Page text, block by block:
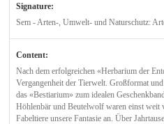
Signature:
Sem - Arten-, Umwelt- und Naturschutz:
Content:
Nach dem erfolgreichen «Herbarium der
Vergangenheit der Tierwelt. Großformat
das «Bestiarium» zum idealen
Höhlenbär und Beutelwolf waren einst weit
Fabeltiere unsere Fantasie an. Über